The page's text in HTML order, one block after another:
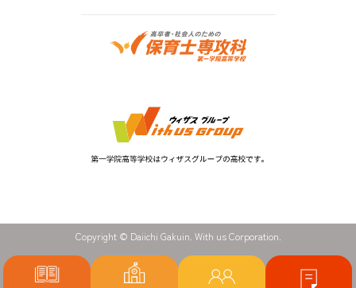
Copyright © Daiichi Gakuin. With us Corporation.